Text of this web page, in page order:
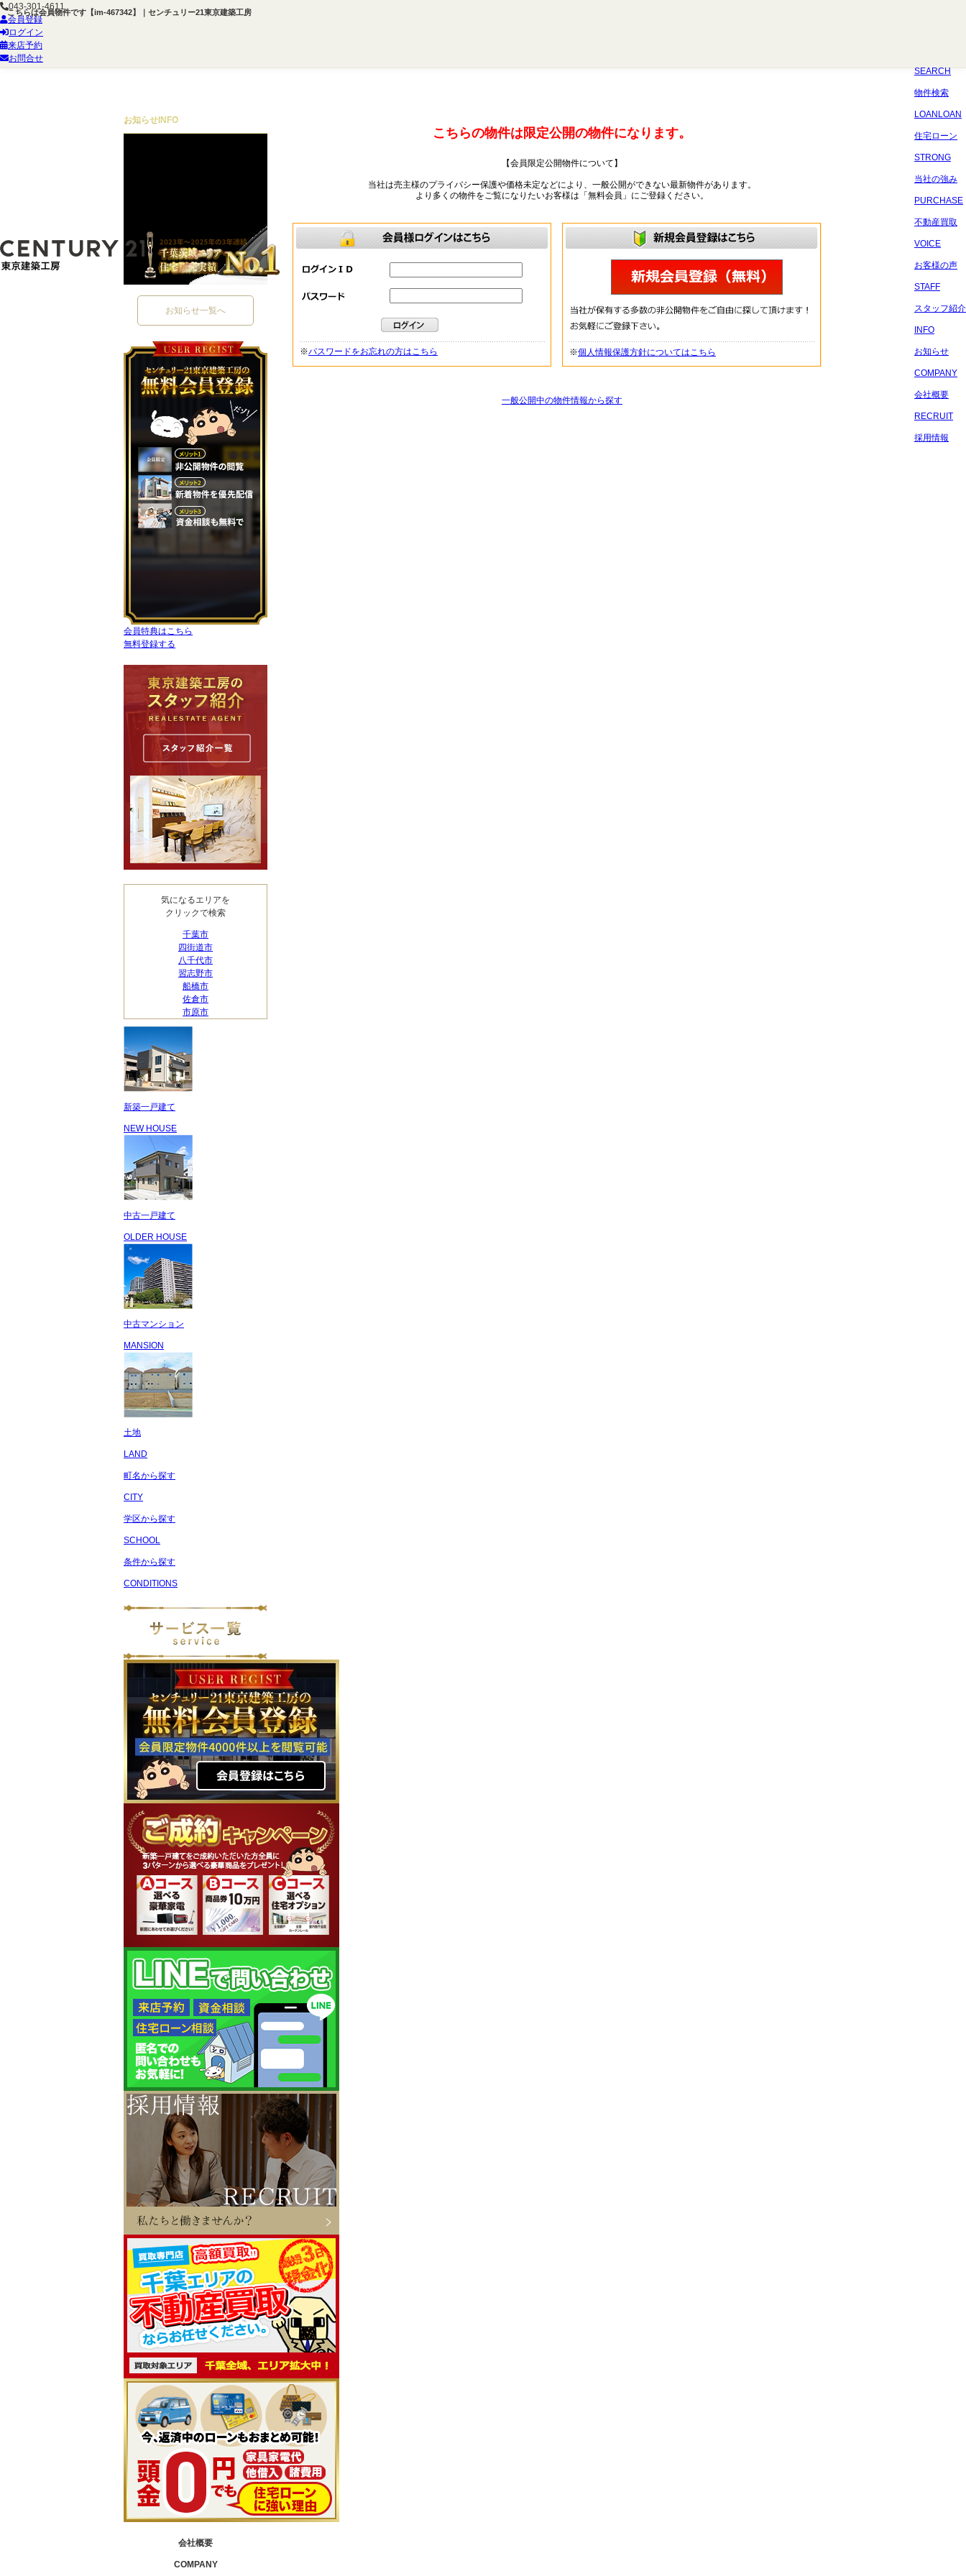
こちらは会員物件です【im-467342】｜センチュリー21東京建築工房
043-301-4611
会員登録
ログイン
来店予約
お問合せ
SEARCH
物件検索
LOANLOAN
住宅ローン
STRONG
当社の強み
PURCHASE
不動産買取
VOICE
お客様の声
STAFF
スタッフ紹介
INFO
お知らせ
COMPANY
会社概要
RECRUIT
採用情報
こちらの物件は限定公開の物件になります。
【会員限定公開物件について】
当社は売主様のプライバシー保護や価格未定などにより、一般公開ができない最新物件があります。
より多くの物件をご覧になりたいお客様は「無料会員」にご登録ください。
※パスワードをお忘れの方はこちら ※個人情報保護方針についてはこちら
一般公開中の物件情報から探す
お知らせ INFO
お知らせ一覧へ
会員特典はこちら
無料登録する
気になるエリアを
クリックで検索
千葉市
四街道市
八千代市
習志野市
船橋市
佐倉市
市原市
新築一戸建て
NEW HOUSE
中古一戸建て
OLDER HOUSE
中古マンション
MANSION
土地
LAND
町名から探す
CITY
学区から探す
SCHOOL
条件から探す
CONDITIONS
会社概要
COMPANY